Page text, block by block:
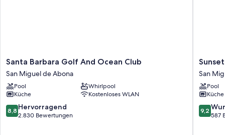
Santa
Barbara
Golf
And
Ocean
Club
San
Santa Barbara Golf And Ocean Club
San Miguel de Abona
Pool
Whirlpool
Küche
Kostenloses WLAN
8.8
von
8,8 Hervorragend
2.830 Bewertungen
Sunset
View
Club
San
Miguel
de
Abona
San
Pool
Küche
9.2
von
9,2
587